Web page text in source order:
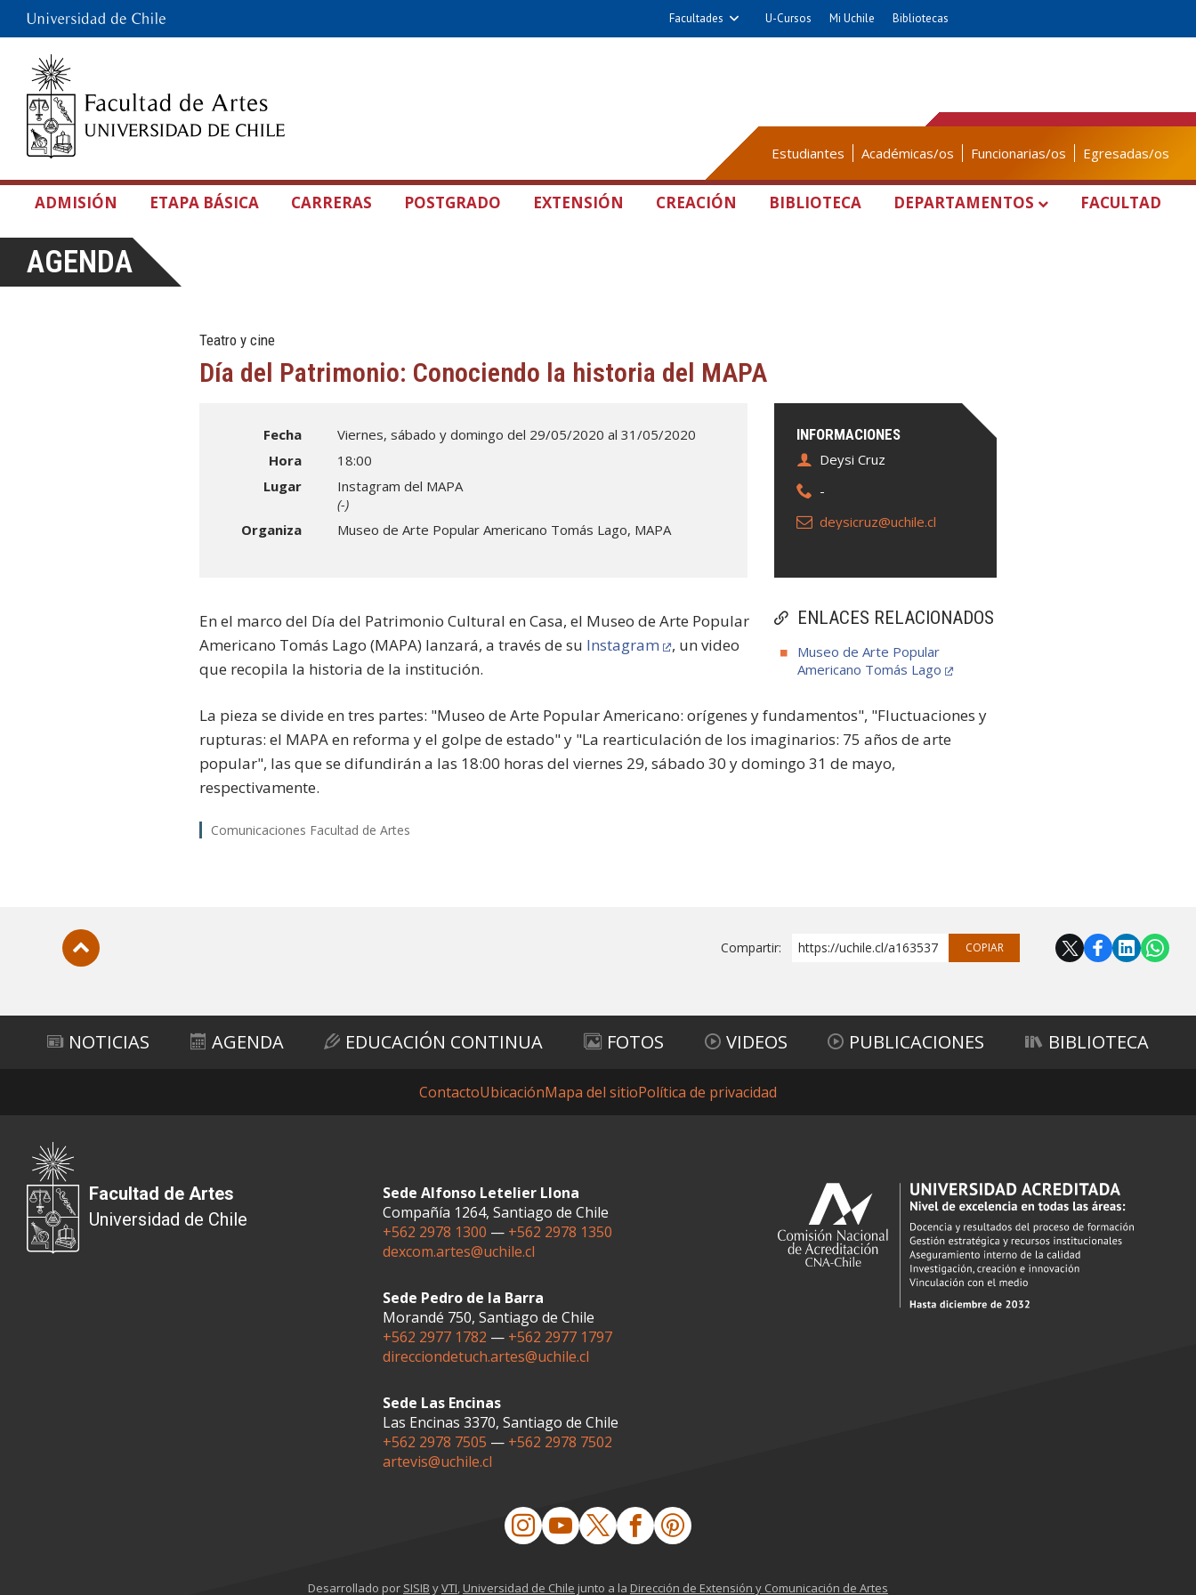
Facultades U-Cursos Mi Uchile Bibliotecas
Estudiantes Académicas/os Funcionarias/os Egresadas/os
ADMISIÓN ETAPA BÁSICA CARRERAS POSTGRADO EXTENSIÓN CREACIÓN BIBLIOTECA DEPARTAMENTOS FACULTAD
AGENDA
Teatro y cine
Día del Patrimonio: Conociendo la historia del MAPA
INFORMACIONES
Deysi Cruz
-
deysicruz@uchile.cl
Fecha
Viernes, sábado y domingo del 29/05/2020 al 31/05/2020
Hora
18:00
Lugar
Instagram del MAPA
(-)
Organiza
Museo de Arte Popular Americano Tomás Lago, MAPA
ENLACES RELACIONADOS
Museo de Arte Popular
Americano Tomás Lago
En el marco del Día del Patrimonio Cultural en Casa, el Museo de Arte Popular
Americano Tomás Lago (MAPA) lanzará, a través de su Instagram
, un video
que recopila la historia de la institución.
La pieza se divide en tres partes: "Museo de Arte Popular Americano: orígenes y fundamentos", "Fluctuaciones y
rupturas: el MAPA en reforma y el golpe de estado" y "La rearticulación de los imaginarios: 75 años de arte
popular", las que se difundirán a las 18:00 horas del viernes 29, sábado 30 y domingo 31 de mayo,
respectivamente.
Comunicaciones Facultad de Artes
Compartir: https://uchile.cl/a163537 COPIAR
NOTICIAS AGENDA EDUCACIÓN CONTINUA FOTOS VIDEOS PUBLICACIONES BIBLIOTECA
ContactoUbicaciónMapa del sitioPolítica de privacidad
Facultad de Artes
Universidad de Chile
Sede Alfonso Letelier Llona
Compañía 1264, Santiago de Chile
+562 2978 1300 — +562 2978 1350
dexcom.artes@uchile.cl
Sede Pedro de la Barra
Morandé 750, Santiago de Chile
+562 2977 1782 — +562 2977 1797
direcciondetuch.artes@uchile.cl
Sede Las Encinas
Las Encinas 3370, Santiago de Chile
+562 2978 7505 — +562 2978 7502
artevis@uchile.cl
Desarrollado por SISIB yVTI, Universidad de Chile junto a la Dirección de Extensión y Comunicación de Artes